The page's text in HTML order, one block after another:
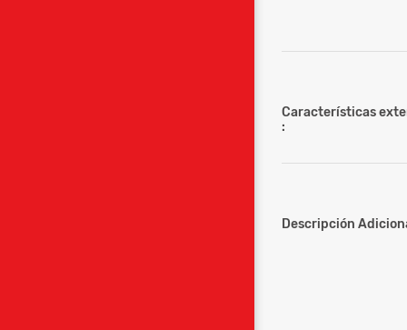
Características
:
Descripción